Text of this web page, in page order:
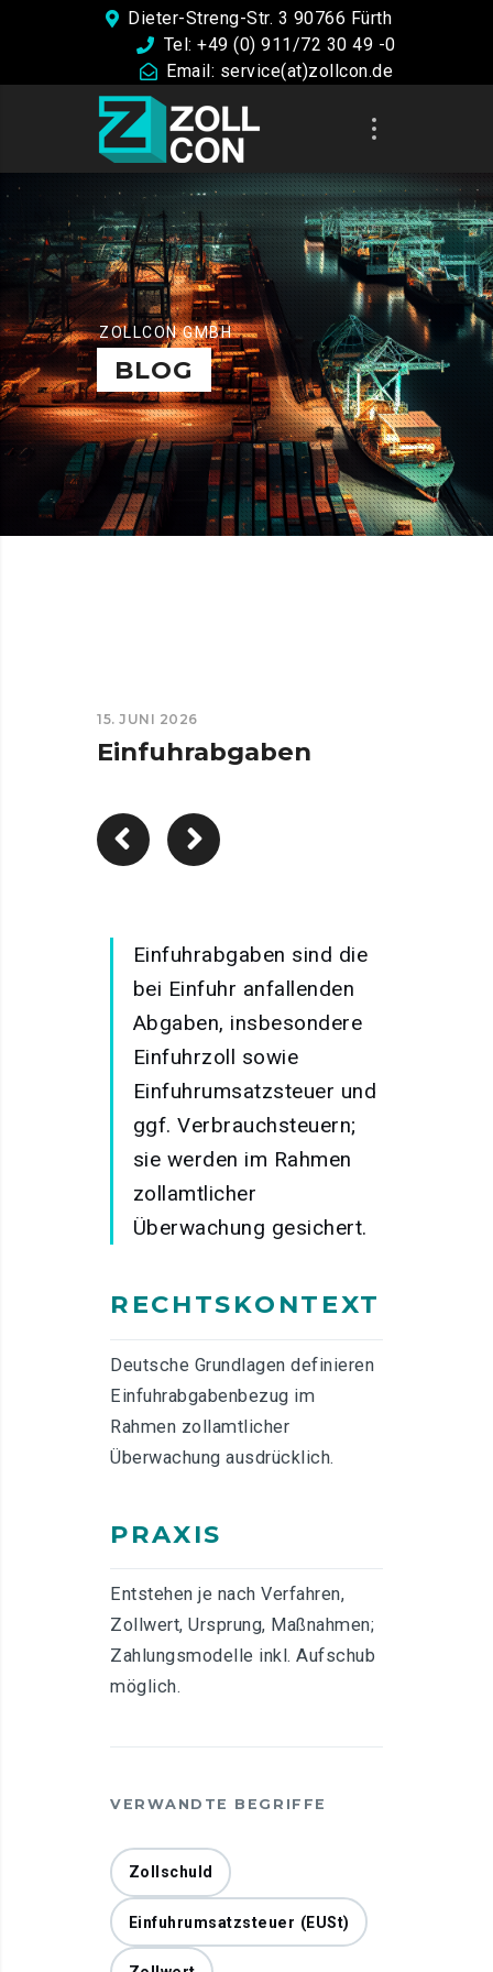
Dieter-Streng-Str. 3 90766 Fürth
Tel: +49 (0) 911/72 30 49 -0
Email: service(at)zollcon.de
ZOLLCON GMBH
BLOG
15. JUNI 2026
Einfuhrabgaben
Einfuhrabgaben sind die
bei Einfuhr anfallenden
Abgaben, insbesondere
Einfuhrzoll sowie
Einfuhrumsatzsteuer und
ggf. Verbrauchsteuern;
sie werden im Rahmen
zollamtlicher
Überwachung gesichert.
RECHTSKONTEXT
Deutsche Grundlagen definieren
Einfuhrabgabenbezug im
Rahmen zollamtlicher
Überwachung ausdrücklich.
PRAXIS
Entstehen je nach Verfahren,
Zollwert, Ursprung, Maßnahmen;
Zahlungsmodelle inkl. Aufschub
möglich.
VERWANDTE BEGRIFFE
Zollschuld
Einfuhrumsatzsteuer (EUSt)